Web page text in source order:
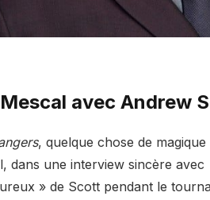
avec Andrew
, quelque chose de magique
dans une interview sincère avec
» de Scott pendant le